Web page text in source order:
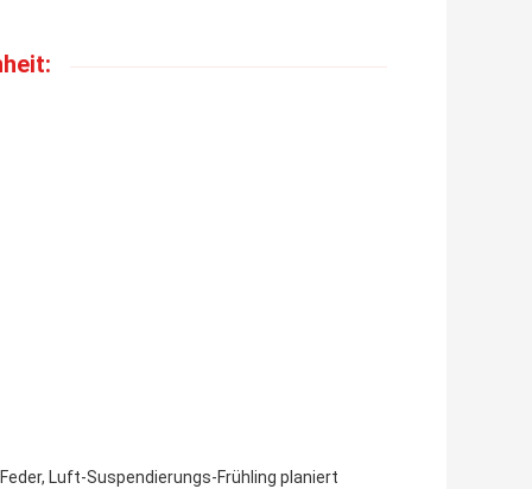
Luft-Suspendierungs-Frühling planiert